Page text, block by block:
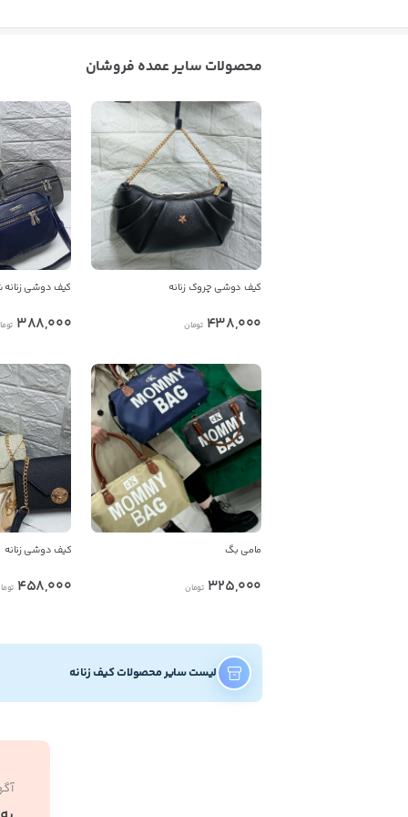
محصولات سایر عمده فروشان
کیف دوشی چروک زنانه
438,000 تومان
کیف دوشی
388,000
مامی بگ
325,000 تومان
کیف دوشی زنانه
458,000
لیست سایر محصولات کیف زنانه